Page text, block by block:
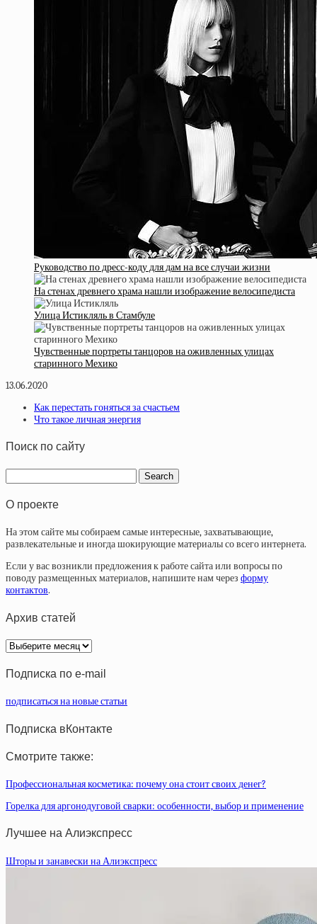
Руководство по дресс-коду для дам на все случаи жизни
На стенах древнего храма нашли изображение велосипедиста
Улица Истикляль в Стамбуле
Чувственные портреты танцоров на оживленных улицах
старинного Мехико
13.06.2020
Как перестать гоняться за счастьем
Что такое личная энергия
Поиск по сайту
О проекте
На этом сайте мы собираем самые интересные, захватывающие,
развлекательные и иногда шокирующие материалы со всего интернета.
Если у вас возникли предложения к работе сайта или вопросы по
поводу размещенных материалов, напишите нам через форму
контактов.
Архив статей
Архив
статей
Подписка по e-mail
подписаться на новые статьи
Подписка вКонтакте
Смотрите также:
Профессиональная косметика: почему она стоит своих денег?
Горелка для аргонодуговой сварки: особенности, выбор и применение
Лучшее на Алиэкспресс
Шторы и занавески на Алиэкспресс